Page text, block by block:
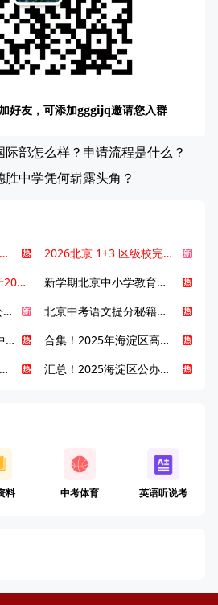
好友，可添加gggijq邀请您入群
际部怎么样？申请流程是什么？
中学凭何崭露头角？
2025北京东城区高中三大梯队高中有哪些？录取分数线是多少？
2026北京 1+3 区级校完整名单发布，13549 个名额该如何规划报考？
2月20日开始！官方对于2025年北京市中招体检问题解答！
新学期北京中小学教育八大变化全解析：学位、政策、教学等方面迎新变革
CSP-J/S 认证年龄限制公告发布，新规即日起实施！
北京中考语文提分秘籍！攻克 5000 易混易错字
情境英语200句 | 速记中考英语1600词
合集！2025年海淀区高中校情介绍
2025北京西城、朝阳集团校直升新动态
汇总！2025海淀区公办高中校情全解
料 中考体育 英语听说考